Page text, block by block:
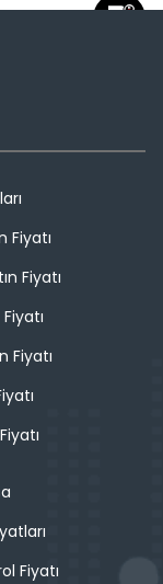
Fiyatı
Fiyatı
Fiyatı
Fiyatı